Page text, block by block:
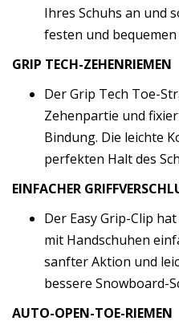
Ihres Schuhs an und
festen und bequemen
GRIP TECH-ZEHENRIEMEN
Der Grip Tech Toe-
Zehenpartie und
Bindung. Die leichte
perfekten Halt des
EINFACHER
Der Easy Grip-Clip
mit Handschuhen
sanfter Aktion und
bessere Snowboard-
AUTO-OPEN-TOE-RIEMEN